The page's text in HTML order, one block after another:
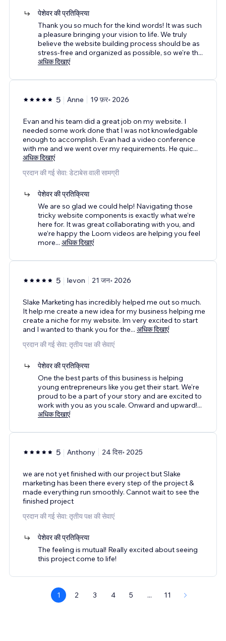
पेशेवर की प्रतिक्रिया
Thank you so much for the kind words! It was such
a pleasure bringing your vision to life. We truly
believe the website building process should be as
stress-free and organized as possible, so we're th...
अधिक दिखाएं
5 Anne 19 फ़र॰ 2026
Evan and his team did a great job on my website. I
needed some work done that I was not knowledgable
enough to accomplish. Evan had a video conference
with me and we went over my requirements. He quic...
अधिक दिखाएं
प्रदान की गई सेवा: डेटाबेस वाली सामग्री
पेशेवर की प्रतिक्रिया
We are so glad we could help! Navigating those
tricky website components is exactly what we’re
here for. It was great collaborating with you, and
we’re happy the Loom videos are helping you feel
more... अधिक दिखाएं
5 levon 21 जन॰ 2026
Slake Marketing has incredibly helped me out so much.
It help me create a new idea for my business helping me
create a niche for my website. Im very excited to start
and I wanted to thank you for the... अधिक दिखाएं
प्रदान की गई सेवा: तृतीय पक्ष की सेवाएं
पेशेवर की प्रतिक्रिया
One the best parts of this business is helping
young entrepreneurs like you get their start. We're
proud to be a part of your story and are excited to
work with you as you scale. Onward and upward!...
अधिक दिखाएं
5 Anthony 24 दिस॰ 2025
we are not yet finished with our project but Slake
marketing has been there every step of the project &
made everything run smoothly. Cannot wait to see the
finished project
प्रदान की गई सेवा: तृतीय पक्ष की सेवाएं
पेशेवर की प्रतिक्रिया
The feeling is mutual! Really excited about seeing
this project come to life!
1 2 3 4 5 ... 11